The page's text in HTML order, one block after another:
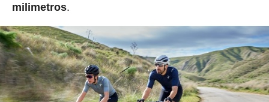
milimetros.